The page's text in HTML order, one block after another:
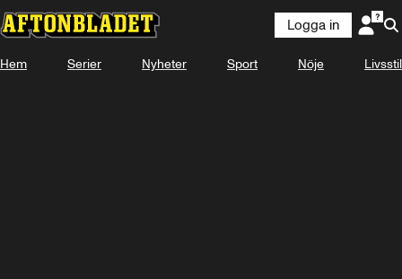
Logga in
Hem Serier Nyheter Sport Nöje Livsstil